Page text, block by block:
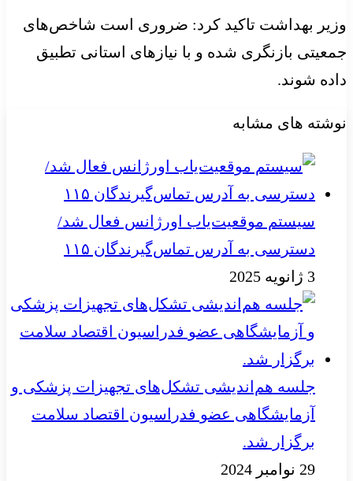
وزیر بهداشت تاکید کرد: ضروری است شاخص‌های
جمعیتی بازنگری شده و با نیازهای استانی تطبیق
داده شوند.
نوشته های مشابه
سیستم موقعیت‌یاب اورژانس فعال شد/
دسترسی به آدرس تماس‌گیرندگان ۱۱۵
3 ژانویه 2025
جلسه هم‌اندیشی تشکل‌های تجهیزات پزشکی و
آزمایشگاهی عضو فدراسیون اقتصاد سلامت
برگزار شد.
29 نوامبر 2024